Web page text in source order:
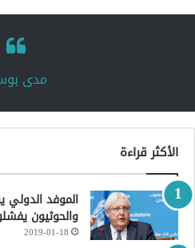
‏مدى
الأكثر قراءة
الموفد الدولي
والحوثيون
2019-01-18